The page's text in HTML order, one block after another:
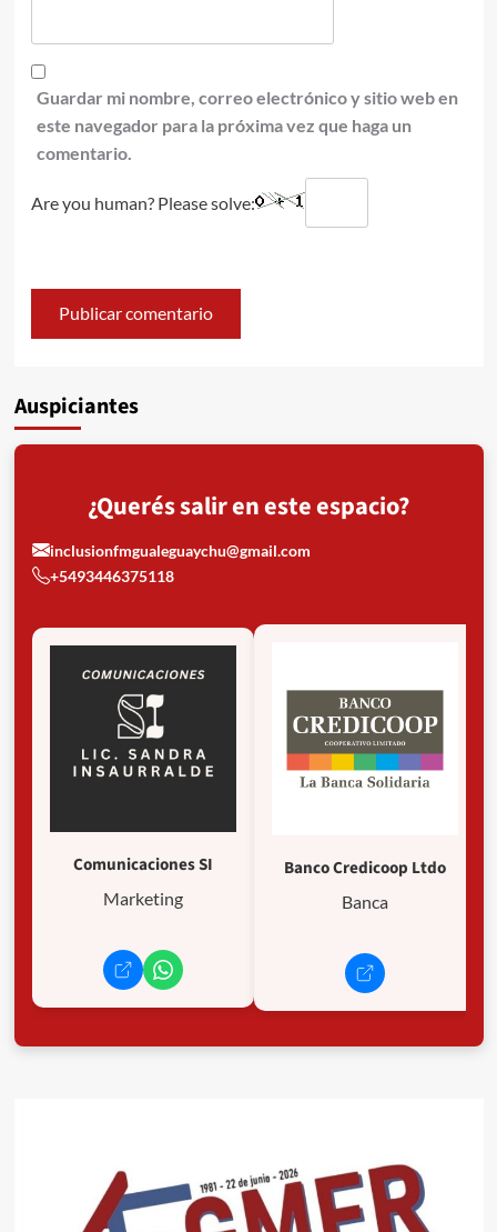
Guardar mi nombre, correo electrónico y sitio web en
este navegador para la próxima vez que haga un
comentario.
Are you human? Please solve:
Auspiciantes
¿Querés salir en este espacio?
inclusionfmgualeguaychu@gmail.com
+5493446375118
Comunicaciones SI
Marketing
Banco Credicoop Ltdo
Banca